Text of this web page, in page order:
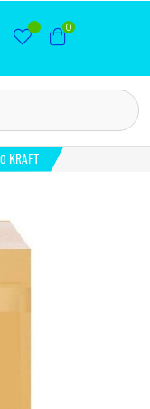
0
KRAFT